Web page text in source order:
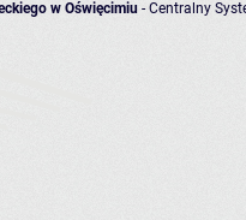
w Oświęcimiu - Centralny